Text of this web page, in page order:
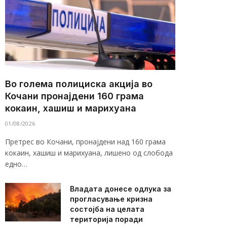
Во голема полициска акција во
Кочани пронајдени 160 грама
кокаин, хашиш и марихуана
01/08/2026
Претрес во Кочани, пронајдени над 160 грама
кокаин, хашиш и марихуана, лишено од слобода
едно…
Владата донесе одлука за
прогласување кризна
состојба на целата
територија поради